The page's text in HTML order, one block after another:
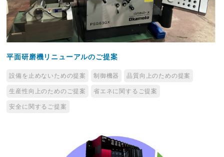
平面研磨機リニューアルのご提案
設備を止めないための提案 制御機器 品質向上のための提案
生産性向上のためのご提案 省エネに関するご提案
安全に関するご提案